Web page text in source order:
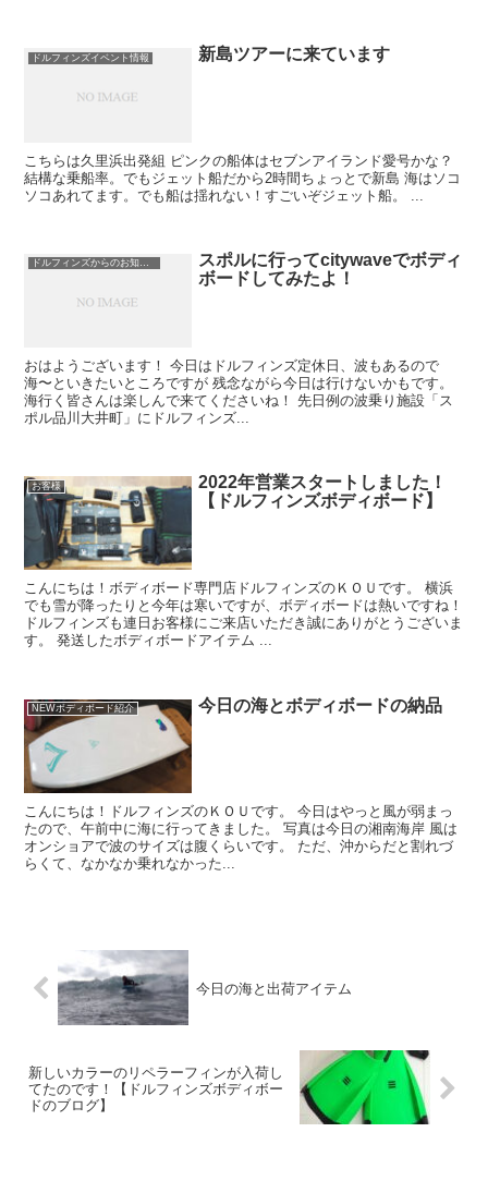
ドルフィンズイベント情報 新島ツアーに来ています
こちらは久里浜出発組 ピンクの船体はセブンアイランド愛号かな？
結構な乗船率。でもジェット船だから2時間ちょっとで新島 海はソコ
ソコあれてます。でも船は揺れない！すごいぞジェット船。 ...
ドルフィンズからのお知らせ
スポルに行ってcitywaveでボディ
ボードしてみたよ！
おはようございます！ 今日はドルフィンズ定休日、波もあるので
海〜といきたいところですが 残念ながら今日は行けないかもです。
海行く皆さんは楽しんで来てくださいね！ 先日例の波乗り施設「ス
ポル品川大井町」にドルフィンズ...
お客様
2022年営業スタートしました！
【ドルフィンズボディボード】
こんにちは！ボディボード専門店ドルフィンズのＫＯＵです。 横浜
でも雪が降ったりと今年は寒いですが、ボディボードは熱いですね！
ドルフィンズも連日お客様にご来店いただき誠にありがとうございま
す。 発送したボディボードアイテム ...
NEWボディボード紹介 今日の海とボディボードの納品
こんにちは！ドルフィンズのＫＯＵです。 今日はやっと風が弱まっ
たので、午前中に海に行ってきました。 写真は今日の湘南海岸 風は
オンショアで波のサイズは腹くらいです。 ただ、沖からだと割れづ
らくて、なかなか乗れなかった...
今日の海と出荷アイテム
新しいカラーのリペラーフィンが入荷し
てたのです！【ドルフィンズボディボー
ドのブログ】